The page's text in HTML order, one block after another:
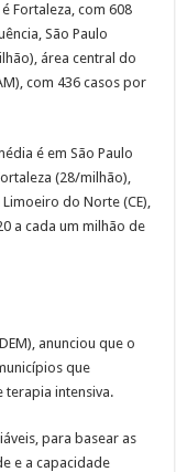
Fortaleza, com 608
São Paulo
área central do
com 436 casos por
é em São Paulo
(28/milhão),
do Norte (CE),
a cada um milhão de
anunciou que o
que
terapia intensiva.
para basear as
e a capacidade